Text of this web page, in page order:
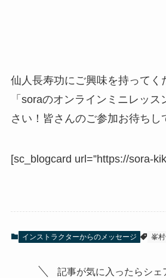
仙人長寿功にご興味を持ってく
「soraのオンラインミニレッ
さい！皆さんのご参加お待ちし
[sc_blogcard url=”https://sora-
インストラクターからのメッセージ 峯
記事が気に入ったらシェ